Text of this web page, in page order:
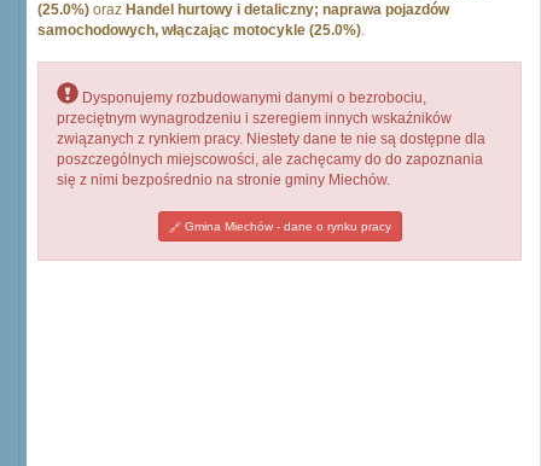
(25.0%) oraz Handel hurtowy i detaliczny; naprawa pojazdów
samochodowych, włączając motocykle (25.0%).
Dysponujemy rozbudowanymi danymi o bezrobociu,
przeciętnym wynagrodzeniu i szeregiem innych wskaźników
związanych z rynkiem pracy. Niestety dane te nie są dostępne dla
poszczególnych miejscowości, ale zachęcamy do do zapoznania
się z nimi bezpośrednio na stronie gminy Miechów.
Gmina Miechów - dane o rynku pracy